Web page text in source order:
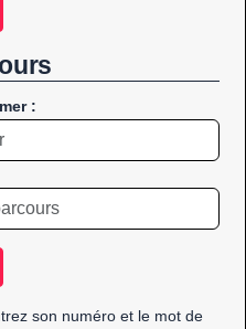
:
son numéro et le mot de